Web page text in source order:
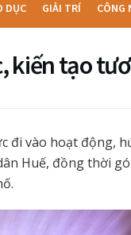
DỤC GIẢI TRÍ CÔNG
kiến tạo
đi vào hoạt động,
Huế, đồng thời